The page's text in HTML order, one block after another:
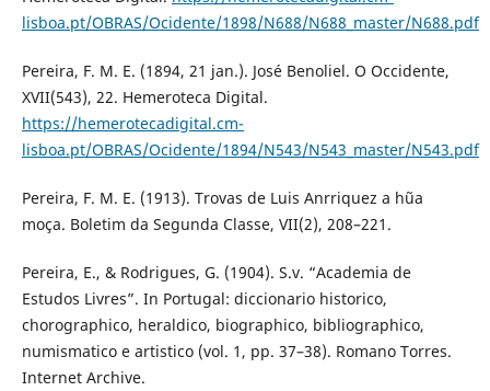
lisboa.pt/OBRAS/Ocidente/1898/N688/N688_master/N688.pdf
Pereira, F. M. E. (1894, 21 jan.). José Benoliel. O Occidente,
XVII(543), 22. Hemeroteca Digital.
https://hemerotecadigital.cm-
lisboa.pt/OBRAS/Ocidente/1894/N543/N543_master/N543.pdf
Pereira, F. M. E. (1913). Trovas de Luis Anrriquez a hũa
moça. Boletim da Segunda Classe, VII(2), 208–221.
Pereira, E., & Rodrigues, G. (1904). S.v. “Academia de
Estudos Livres”. In Portugal: diccionario historico,
chorographico, heraldico, biographico, bibliographico,
numismatico e artistico (vol. 1, pp. 37–38). Romano Torres.
Internet Archive.